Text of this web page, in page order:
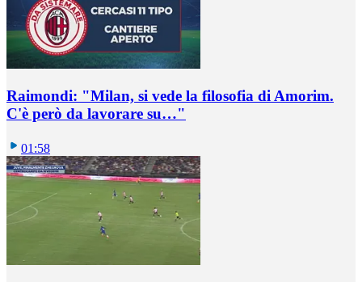
Raimondi: "Milan, si vede la filosofia di Amorim.
C'è però da lavorare su…"
01:58